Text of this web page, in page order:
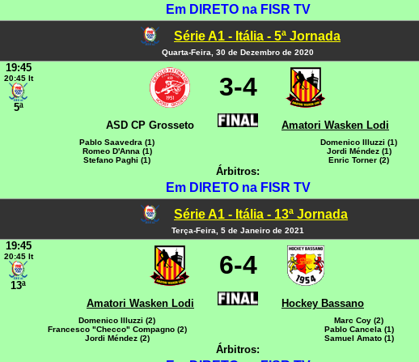
Em DIRETO na FISR TV
Série A1 - Itália - 5ª Jornada
Quarta-Feira, 30 de Dezembro de 2020
19:45
20:45 It
5ª
3-4
ASD CP Grosseto Amatori Wasken Lodi
Pablo Saavedra (1)
Romeo D'Anna (1)
Stefano Paghi (1)
Domenico Illuzzi (1)
Jordi Méndez (1)
Enric Torner (2)
Árbitros:
Em DIRETO na FISR TV
Série A1 - Itália - 13ª Jornada
Terça-Feira, 5 de Janeiro de 2021
19:45
20:45 It
13ª
6-4
Amatori Wasken Lodi Hockey Bassano
Domenico Illuzzi (2)
Francesco "Checco" Compagno (2)
Jordi Méndez (2)
Marc Coy (2)
Pablo Cancela (1)
Samuel Amato (1)
Árbitros: